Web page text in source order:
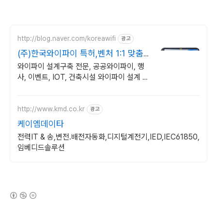
http://blog.naver.com/koreawifi 광고
(주)한국와이파이 특허,벤처 1:1 맞춤
상담 및 견적
와이파이 설계구축 전문, 공공와이파이, 행
사, 이벤트, IOT, 건축시설 와이파이 설계 구
http://www.kmd.co.kr 광고
케이엠데이타
전력IT & 송,변전.배전자동화,디지털계전기,IED,IEC61850,
임베디드솔루션